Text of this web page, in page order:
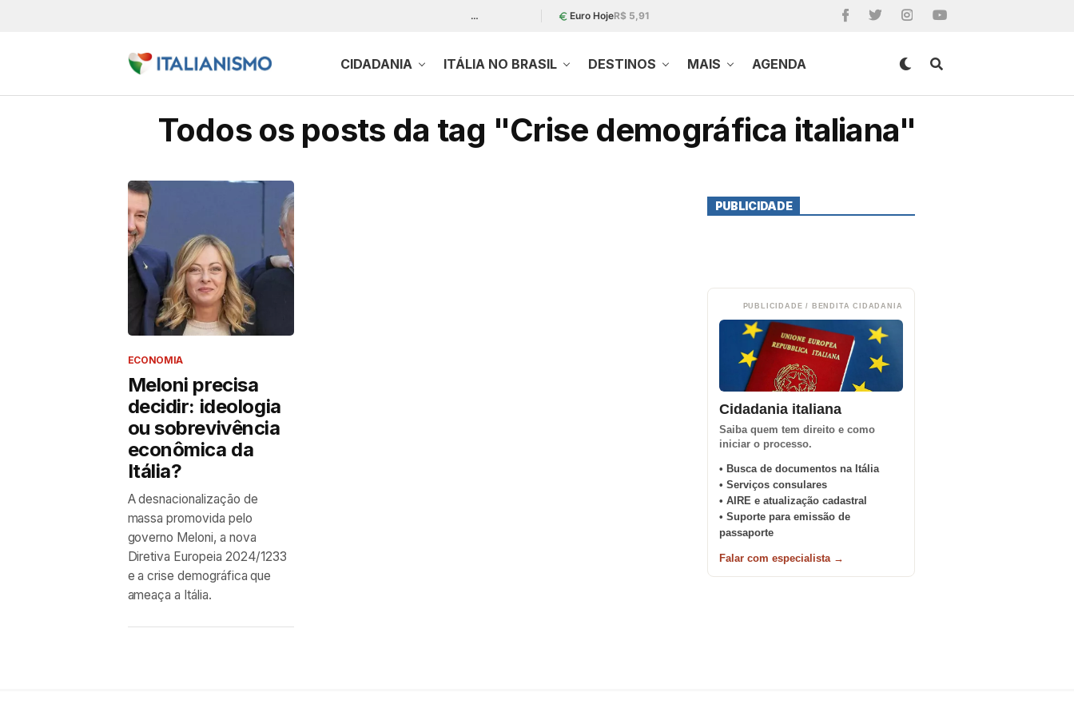
… Euro HojeR$ 5,91
CIDADANIA ITÁLIA NO BRASIL DESTINOS MAIS AGENDA
Todos os posts da tag "Crise demográfica italiana"
ECONOMIA
Meloni precisa
decidir: ideologia
ou sobrevivência
econômica da
Itália?
A desnacionalização de
massa promovida pelo
governo Meloni, a nova
Diretiva Europeia 2024/1233
e a crise demográfica que
ameaça a Itália.
PUBLICIDADE
PUBLICIDADE / BENDITA CIDADANIA
Cidadania italiana
Saiba quem tem direito e como
iniciar o processo.
• Busca de documentos na Itália
• Serviços consulares
• AIRE e atualização cadastral
• Suporte para emissão de
passaporte
Falar com especialista →